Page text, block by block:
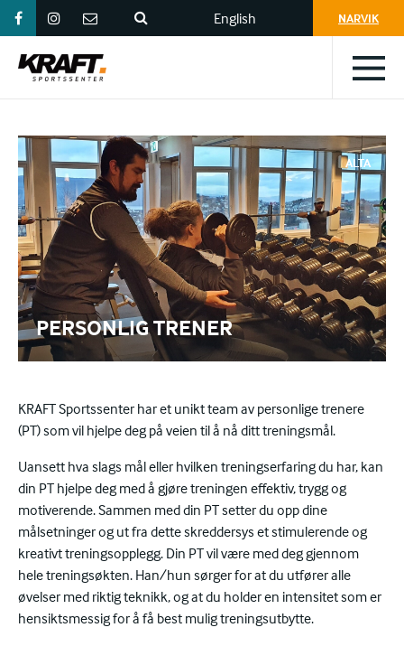
English NARVIK
ALTA
PERSONLIG TRENER
KRAFT Sportssenter har et unikt team av personlige trenere
(PT) som vil hjelpe deg på veien til å nå ditt treningsmål.
Uansett hva slags mål eller hvilken treningserfaring du har, kan
din PT hjelpe deg med å gjøre treningen effektiv, trygg og
motiverende. Sammen med din PT setter du opp dine
målsetninger og ut fra dette skreddersys et stimulerende og
kreativt treningsopplegg. Din PT vil være med deg gjennom
hele treningsøkten. Han/hun sørger for at du utfører alle
øvelser med riktig teknikk, og at du holder en intensitet som er
hensiktsmessig for å få best mulig treningsutbytte.